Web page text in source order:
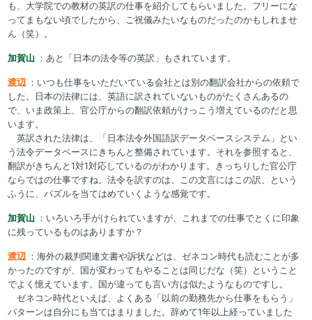
も、大学院での教材の英訳の仕事を紹介してもらいました。フリーにな
ってまもない頃でしたから、ご祝儀みたいなものだったのかもしれませ
ん（笑）。
加賀山 ：あと「日本の法令等の英訳」もされています。
渡辺 ：いつも仕事をいただいている会社とは別の翻訳会社からの依頼で
した。日本の法律には、英語に訳されていないものがたくさんあるの
で、いま政策上、官公庁からの翻訳依頼がけっこう増えているのだと思
います。
英訳された法律は、「日本法令外国語訳データベースシステム」とい
う法令データベースにきちんと整備されています。それを参照すると、
翻訳がきちんと1対1対応しているのがわかります。きっちりした官公庁
ならではの仕事ですね。法令を訳すのは、この文言にはこの訳、という
ふうに、パズルを当てはめていくような感覚です。
加賀山 ：いろいろ手がけられていますが、これまでの仕事でとくに印象
に残っているものはありますか？
渡辺 ：海外の裁判関連文書や訴状などは、ゼネコン時代も読むことが多
かったのですが、国が変わってもやることは同じだな（笑）ということ
でよく憶えています。国が違っても言い方は似たようなものですし。
ゼネコン時代といえば、よくある「以前の勤務先から仕事をもらう」
パターンは自分にも当てはまりました。辞めて1年以上経っていました